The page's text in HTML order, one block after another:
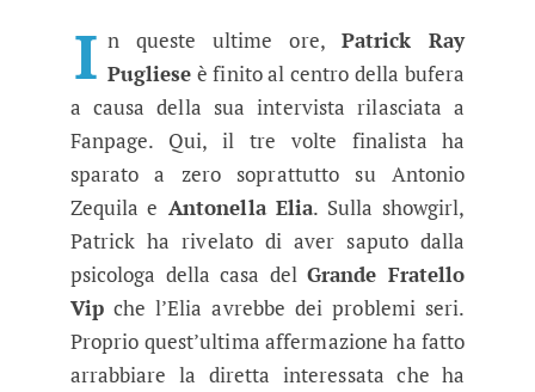
Grande Fratello Vip 4, Patrick
I n queste ultime ore, Patrick Ray
Pugliese è finito al centro della bufera
a causa della sua intervista rilasciata a
Fanpage. Qui, il tre volte finalista ha
sparato a zero soprattutto su Antonio
Zequila e Antonella Elia. Sulla showgirl,
Patrick ha rivelato di aver saputo dalla
psicologa della casa del Grande Fratello
Vipche l’Elia avrebbe dei problemi seri.
Proprio quest’ultima affermazione ha fatto
arrabbiare la diretta interessata che ha